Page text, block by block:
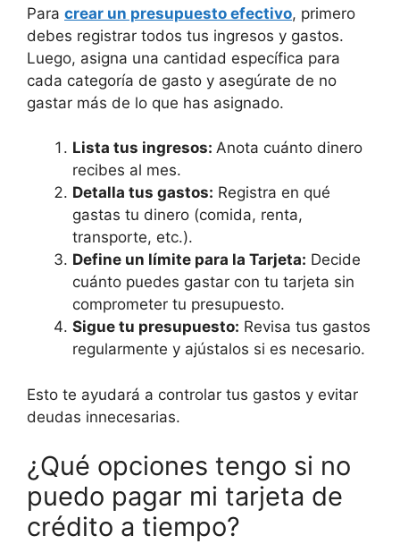
Para crear un presupuesto efectivo, primero
debes registrar todos tus ingresos y gastos.
Luego, asigna una cantidad específica para
cada categoría de gasto y asegúrate de no
gastar más de lo que has asignado.
Lista tus ingresos: Anota cuánto dinero
recibes al mes.
Detalla tus gastos: Registra en qué
gastas tu dinero (comida, renta,
transporte, etc.).
Define un límite para la Tarjeta: Decide
cuánto puedes gastar con tu tarjeta sin
comprometer tu presupuesto.
Sigue tu presupuesto: Revisa tus gastos
regularmente y ajústalos si es necesario.
Esto te ayudará a controlar tus gastos y evitar
deudas innecesarias.
¿Qué opciones tengo si no
puedo pagar mi tarjeta de
crédito a tiempo?